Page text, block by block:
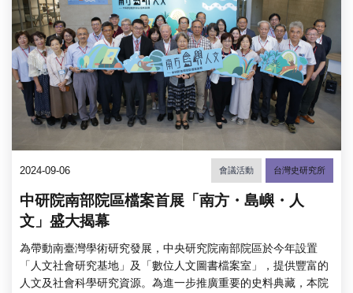
2024-09-06 會議活動 台灣史研究所
中研院南部院區檔案首展「南方・島嶼・人
文」盛大揭幕
為帶動南臺灣學術研究發展，中央研究院南部院區於今年設置
「人文社會研究基地」及「數位人文圖書檔案室」，提供豐富的
人文及社會科學研究資源。為進一步推廣重要的史料典藏，本院